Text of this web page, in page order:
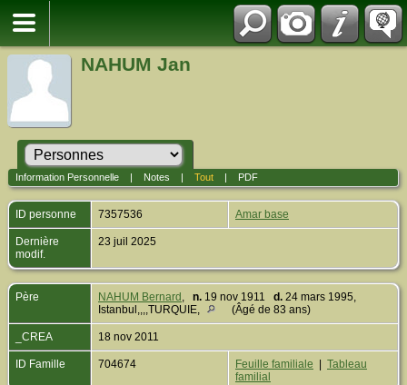
NAHUM Jan
Information Personnelle| Notes Tout| PDF
ID personne 7357536 Amar base
Dernière
modif.
23 juil 2025
Père NAHUM Bernard , n. 19 nov 1911 d. 24 mars 1995,
Istanbul,,,,TURQUIE,
(Âgé de 83 ans)
_CREA 18 nov 2011
ID Famille 704674 Feuille familiale
Tableau
familial